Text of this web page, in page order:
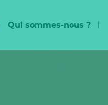
Qui sommes-nous ?